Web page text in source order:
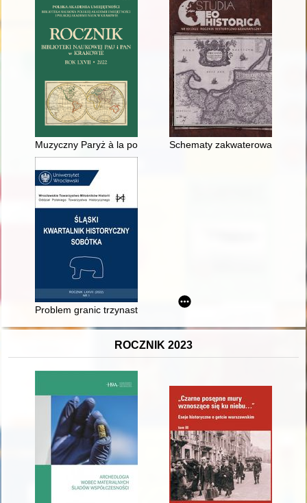
Muzyczny Paryż à la polonaise w okresie międzywojennym -
Schematy zakwaterowania
Problem granic trzynastowiecznych kasztelanii górnośląskich
ROCZNIK 2023